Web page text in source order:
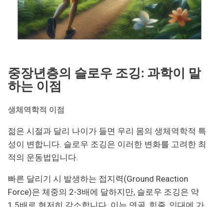
중장년층의 슬로우 조깅: 과학이 말
하는 이점
생체역학적 이점
젊은 시절과 달리 나이가 들면 우리 몸의 생체역학적 특
성이 변합니다. 슬로우 조깅은 이러한 변화를 고려한 최
적의 운동법입니다.
빠른 달리기 시 발생하는 접지력(Ground Reaction
Force)은 체중의 2-3배에 달하지만, 슬로우 조깅은 약